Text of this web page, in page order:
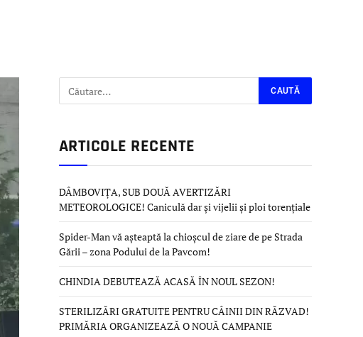
ARTICOLE RECENTE
DÂMBOVIȚA, SUB DOUĂ AVERTIZĂRI
METEOROLOGICE! Caniculă dar și vijelii și ploi torențiale
Spider-Man vă așteaptă la chioșcul de ziare de pe Strada
Gării – zona Podului de la Pavcom!
CHINDIA DEBUTEAZĂ ACASĂ ÎN NOUL SEZON!
STERILIZĂRI GRATUITE PENTRU CÂINII DIN RĂZVAD!
PRIMĂRIA ORGANIZEAZĂ O NOUĂ CAMPANIE